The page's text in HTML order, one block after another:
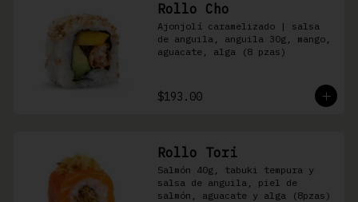
Rollo Cho
Ajonjolí caramelizado | salsa
de anguila, anguila 30g, mango,
aguacate, alga (8 pzas)
$193.00
Rollo Tori
Salmón 40g, tabuki tempura y
salsa de anguila, piel de
salmón, aguacate y alga (8pzas)